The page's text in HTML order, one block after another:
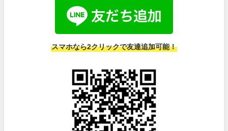
スマホなら2クリックで友達追加可能！